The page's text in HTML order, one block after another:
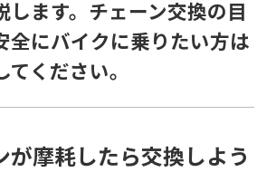
します。チェーン交換の目
全にバイクに乗りたい方は
ください。
が摩耗したら交換しよう